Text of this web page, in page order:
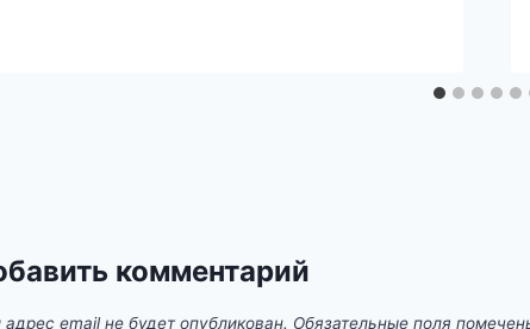
комментарий
email не будет опубликован. Обязательные поля